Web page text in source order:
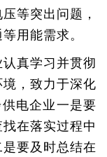
等突出问题，
用能需求。
真学习并贯彻
，致力于深化
电企业一是要
在落实过程中
要及时总结在